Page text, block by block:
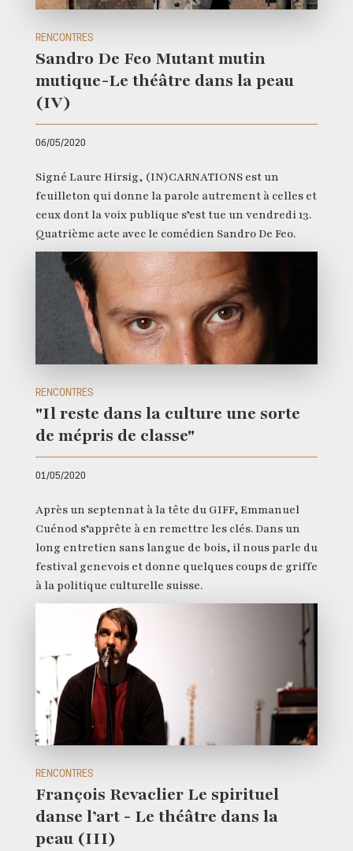
RENCONTRES
Sandro De Feo Mutant mutin
mutique-Le théâtre dans la peau
(IV)
06/05/2020
Signé Laure Hirsig, (IN)CARNATIONS est un
feuilleton qui donne la parole autrement à celles et
ceux dont la voix publique s’est tue un vendredi 13.
Quatrième acte avec le comédien Sandro De Feo.
RENCONTRES
"Il reste dans la culture une sorte
de mépris de classe"
01/05/2020
Après un septennat à la tête du GIFF, Emmanuel
Cuénod s’apprête à en remettre les clés. Dans un
long entretien sans langue de bois, il nous parle du
festival genevois et donne quelques coups de griffe
à la politique culturelle suisse.
RENCONTRES
François Revaclier Le spirituel
danse l’art - Le théâtre dans la
peau (III)